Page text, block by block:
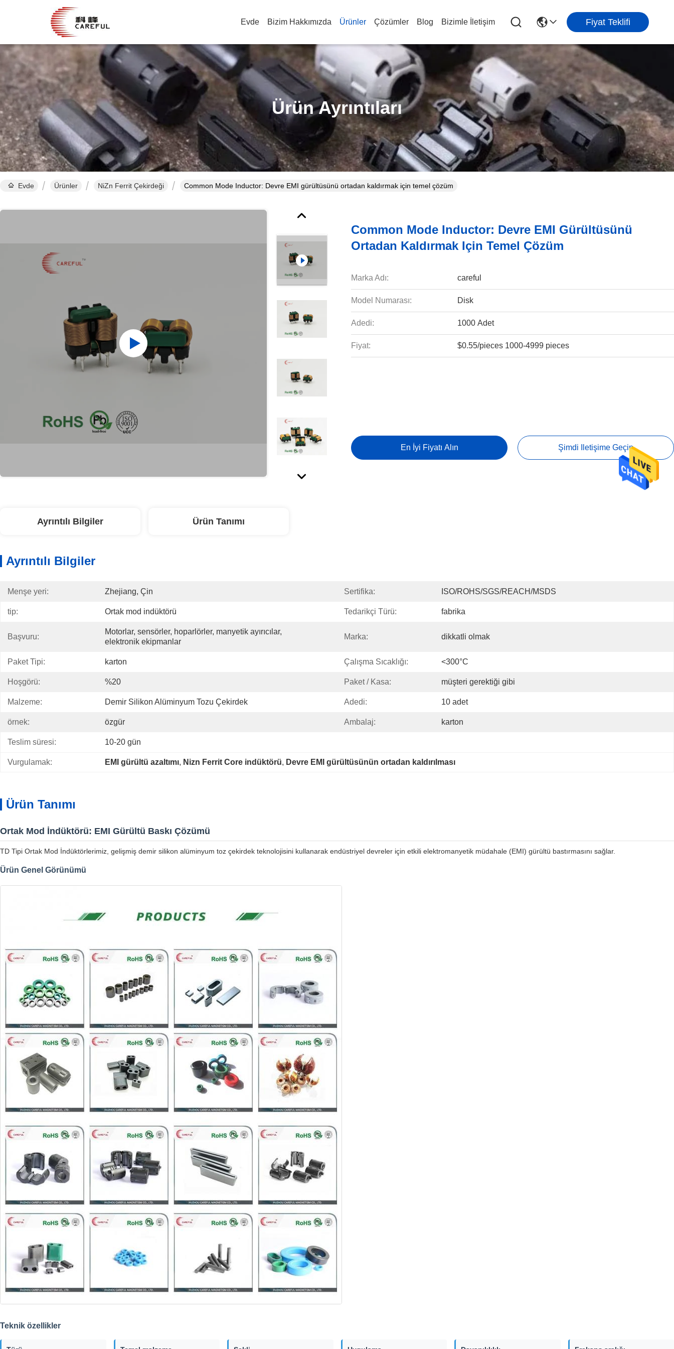
Evde Bizim Hakkımızda Ürünler Çözümler Blog Bizimle İletişim Fiyat Teklifi
Ürün Ayrıntıları
Evde Ürünler NiZn Ferrit Çekirdeği Common Mode Inductor: Devre EMI gürültüsünü ortadan kaldırmak için temel çözüm
Common Mode Inductor: Devre EMI Gürültüsünü
Ortadan Kaldırmak Için Temel Çözüm
Marka Adı: careful
Model Numarası: Disk
Adedi: 1000 Adet
Fiyat: $0.55/pieces 1000-4999 pieces
En İyi Fiyatı Alın Şimdi Iletişime Geçin
Ayrıntılı Bilgiler Ürün Tanımı
Ayrıntılı Bilgiler
Menşe yeri: Zhejiang, Çin Sertifika: ISO/ROHS/SGS/REACH/MSDS
tip: Ortak mod indüktörü Tedarikçi Türü: fabrika
Başvuru:
Motorlar, sensörler, hoparlörler, manyetik ayırıcılar,
elektronik ekipmanlar
Marka: dikkatli olmak
Paket Tipi: karton Çalışma Sıcaklığı: <300°C
Hoşgörü: %20 Paket / Kasa: müşteri gerektiği gibi
Malzeme: Demir Silikon Alüminyum Tozu Çekirdek Adedi: 10 adet
örnek: özgür Ambalaj: karton
Teslim süresi: 10-20 gün
Vurgulamak: EMI gürültü azaltımı, Nizn Ferrit Core indüktörü, Devre EMI gürültüsünün ortadan kaldırılması
Ürün Tanımı
Ortak Mod İndüktörü: EMI Gürültü Baskı Çözümü
TD Tipi Ortak Mod İndüktörlerimiz, gelişmiş demir silikon alüminyum toz çekirdek teknolojisini kullanarak endüstriyel devreler için etkili elektromanyetik müdahale (EMI) gürültü bastırmasını sağlar.
Ürün Genel Görünümü
Teknik özellikler